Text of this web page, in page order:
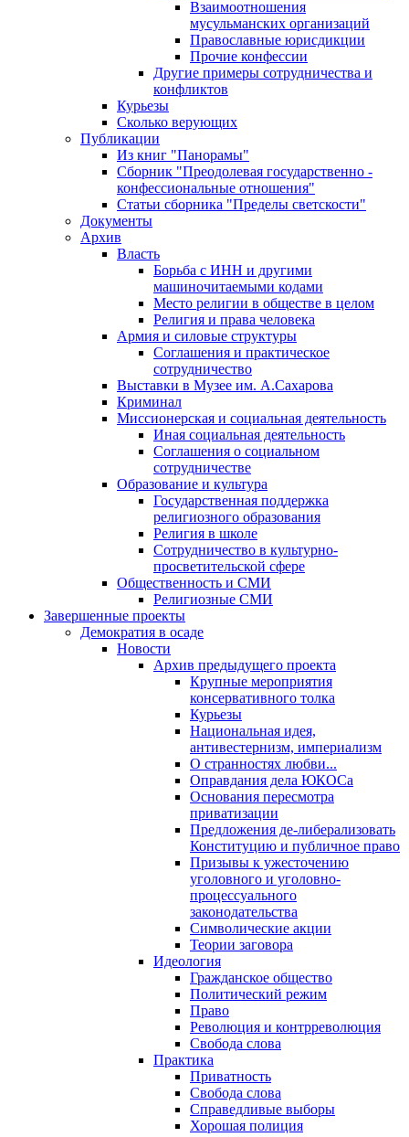
Взаимоотношения
мусульманских организаций
Православные юрисдикции
Прочие конфессии
Другие примеры сотрудничества и
конфликтов
Курьезы
Сколько верующих
Публикации
Из книг "Панорамы"
Сборник "Преодолевая государственно -
конфессиональные отношения"
Статьи сборника "Пределы светскости"
Документы
Архив
Власть
Борьба с ИНН и другими
машиночитаемыми кодами
Место религии в обществе в целом
Религия и права человека
Армия и силовые структуры
Соглашения и практическое
сотрудничество
Выставки в Музее им. А.Сахарова
Криминал
Миссионерская и социальная деятельность
Иная социальная деятельность
Соглашения о социальном
сотрудничестве
Образование и культура
Государственная поддержка
религиозного образования
Религия в школе
Сотрудничество в культурно-
просветительской сфере
Общественность и СМИ
Религиозные СМИ
Завершенные проекты
Демократия в осаде
Новости
Архив предыдущего проекта
Крупные мероприятия
консервативного толка
Курьезы
Национальная идея,
антивестернизм, империализм
О странностях любви...
Оправдания дела ЮКОСа
Основания пересмотра
приватизации
Предложения де-либерализовать
Конституцию и публичное право
Призывы к ужесточению
уголовного и уголовно-
процессуального
законодательства
Символические акции
Теории заговора
Идеология
Гражданское общество
Политический режим
Право
Революция и контрреволюция
Свобода слова
Практика
Приватность
Свобода слова
Справедливые выборы
Хорошая полиция